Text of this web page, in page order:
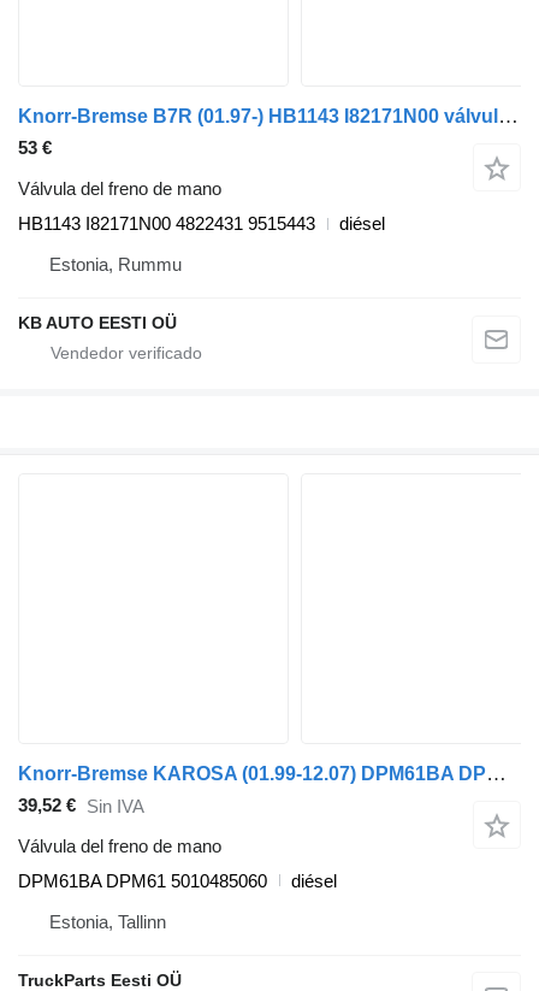
Knorr-Bremse B7R (01.97-) HB1143 I82171N00 válvula del freno de mano para Volvo B6, B7, B9, B10, B12 autobús
53 €
Válvula del freno de mano
HB1143 I82171N00 4822431 9515443
diésel
Estonia, Rummu
KB AUTO EESTI OÜ
Knorr-Bremse KAROSA (01.99-12.07) DPM61BA DPM61 válvula del freno de mano para Irisbus Access, Evadys, Axer, Karosa, Recreo, Domino, Agora, Citelis, Eurorider (1999-) autobús
39,52 € Sin IVA
Válvula del freno de mano
DPM61BA DPM61 5010485060
diésel
Estonia, Tallinn
TruckParts Eesti OÜ